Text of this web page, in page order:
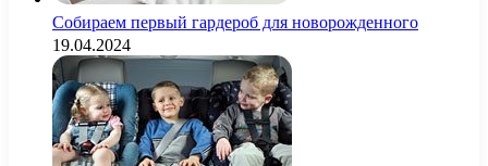
Собираем первый гардероб для новорожденного
19.04.2024